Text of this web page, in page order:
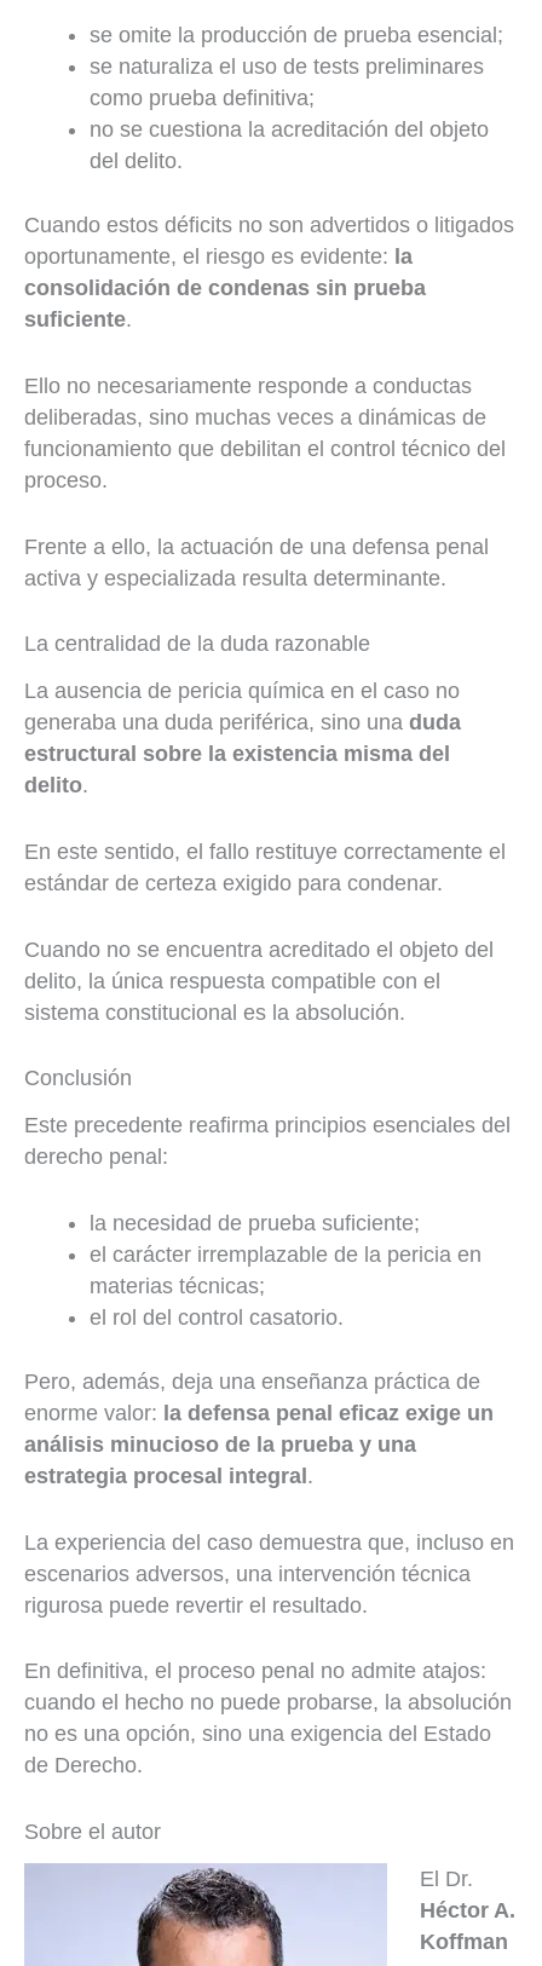
se omite la producción de prueba esencial;
se naturaliza el uso de tests preliminares
como prueba definitiva;
no se cuestiona la acreditación del objeto
del delito.
Cuando estos déficits no son advertidos o litigados
oportunamente, el riesgo es evidente: la
consolidación de condenas sin prueba
suficiente.
Ello no necesariamente responde a conductas
deliberadas, sino muchas veces a dinámicas de
funcionamiento que debilitan el control técnico del
proceso.
Frente a ello, la actuación de una defensa penal
activa y especializada resulta determinante.
La centralidad de la duda razonable
La ausencia de pericia química en el caso no
generaba una duda periférica, sino una duda
estructural sobre la existencia misma del
delito.
En este sentido, el fallo restituye correctamente el
estándar de certeza exigido para condenar.
Cuando no se encuentra acreditado el objeto del
delito, la única respuesta compatible con el
sistema constitucional es la absolución.
Conclusión
Este precedente reafirma principios esenciales del
derecho penal:
la necesidad de prueba suficiente;
el carácter irremplazable de la pericia en
materias técnicas;
el rol del control casatorio.
Pero, además, deja una enseñanza práctica de
enorme valor: la defensa penal eficaz exige un
análisis minucioso de la prueba y una
estrategia procesal integral.
La experiencia del caso demuestra que, incluso en
escenarios adversos, una intervención técnica
rigurosa puede revertir el resultado.
En definitiva, el proceso penal no admite atajos:
cuando el hecho no puede probarse, la absolución
no es una opción, sino una exigencia del Estado
de Derecho.
Sobre el autor
El Dr.
Héctor A.
Koffman